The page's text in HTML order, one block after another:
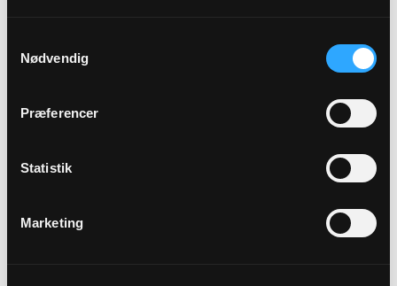
Nødvendig
Præferencer
Statistik
Marketing
Tilst-Kasted Sognegård